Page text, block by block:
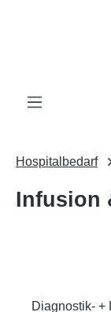
Hospitalbedarf
Infusion
Diagnostik- +